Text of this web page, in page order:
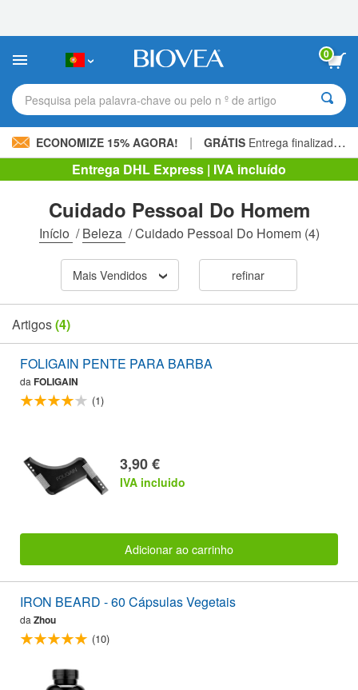
site
um
de
acessibilidade.
0
Pesquisa pela palavra-chave ou pelo n º de artigo
ECONOMIZE 15% AGORA! | GRÁTIS Entrega finalizada 60,00 € »
Entrega DHL Express | IVA incluído
Cuidado Pessoal Do Homem
Início /Beleza /Cuidado Pessoal Do Homem(4)
Mais Vendidos refinar
Artigos(4)
FOLIGAIN PENTE PARA BARBA
daFOLIGAIN
(1)
3,90 €
IVA incluido
Adicionar ao carrinho
IRON BEARD - 60 Cápsulas Vegetais
da Zhou
(10)